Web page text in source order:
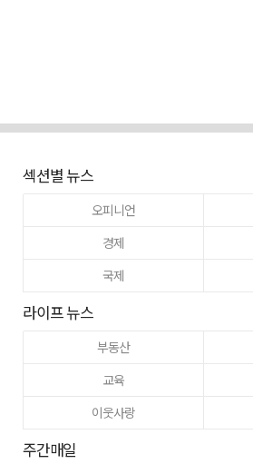
섹션별 뉴스
오피니언
경제
국제
라이프 뉴스
부동산
교육
이웃사랑
주간매일